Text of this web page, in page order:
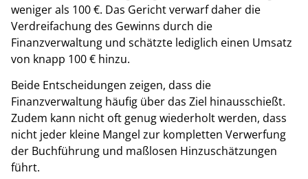
weniger als 100 €. Das Gericht verwarf daher die
Verdreifachung des Gewinns durch die
Finanzverwaltung und schätzte lediglich einen Umsatz
von knapp 100 € hinzu.
Beide Entscheidungen zeigen, dass die
Finanzverwaltung häufig über das Ziel hinausschießt.
Zudem kann nicht oft genug wiederholt werden, dass
nicht jeder kleine Mangel zur kompletten Verwerfung
der Buchführung und maßlosen Hinzuschätzungen
führt.